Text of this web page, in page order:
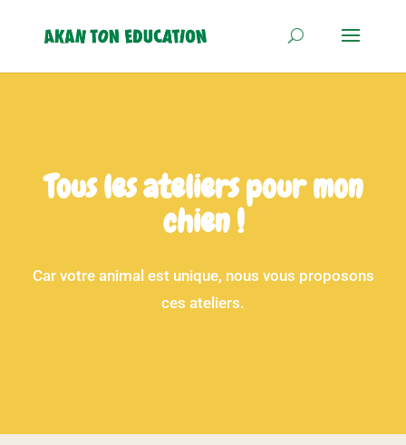
Tous les ateliers pour mon
chien !
Car votre animal est unique, nous vous proposons
ces ateliers.